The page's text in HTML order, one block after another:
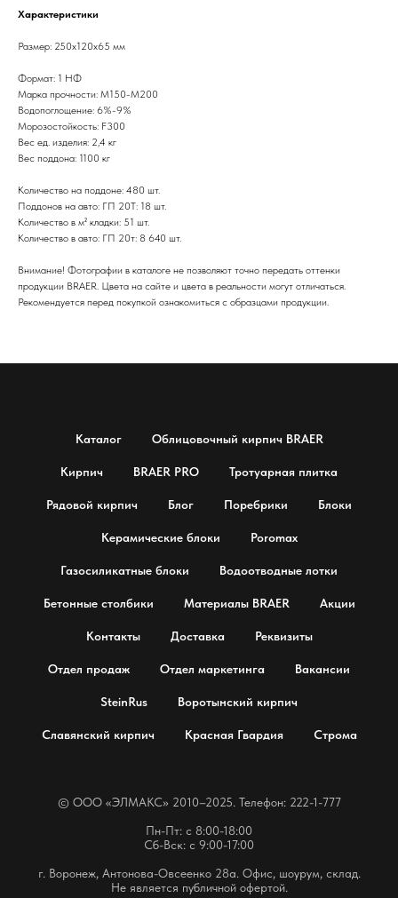
Характеристики
Размер: 250x120x65 мм
Формат: 1 НФ
Марка прочности: M150-M200
Водопоглощение: 6%-9%
Морозостойкость: F300
Вес ед. изделия: 2,4 кг
Вес поддона: 1100 кг
Количество на поддоне: 480 шт.
Поддонов на авто: ГП 20Т: 18 шт.
Количество в м² кладки: 51 шт.
Количество в авто: ГП 20т: 8 640 шт.
Внимание! Фотографии в каталоге не позволяют точно передать оттенки
продукции BRAER. Цвета на сайте и цвета в реальности могут отличаться.
Рекомендуется перед покупкой ознакомиться с образцами продукции.
Каталог Облицовочный кирпич BRAER
Кирпич BRAER PRO Тротуарная плитка
Рядовой кирпич Блог Поребрики Блоки
Керамические блоки Poromax
Газосиликатные блоки Водоотводные лотки
Бетонные столбики Материалы BRAER Акции
Контакты Доставка Реквизиты
Отдел продаж Отдел маркетинга Вакансии
SteinRus Воротынский кирпич
Славянский кирпич Красная Гвардия Строма
© OOO «ЭЛМАКС» 2010–2025. Телефон: 222-1-777
Пн-Пт: с 8:00-18:00
Сб-Вск: с 9:00-17:00
г. Воронеж, Антонова-Овсеенко 28а. Офис, шоурум, склад.
Не является публичной офертой.